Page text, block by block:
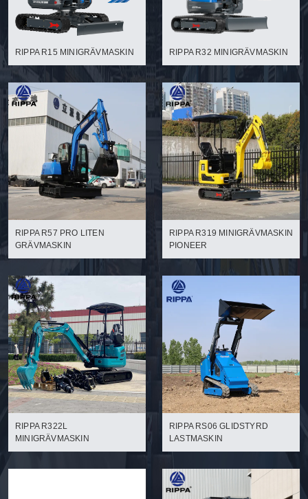
RIPPA R15 MINIGRÄVMASKIN RIPPA R32 MINIGRÄVMASKIN
RIPPA R57 PRO LITEN
GRÄVMASKIN
RIPPA R319 MINIGRÄVMASKIN
PIONEER
RIPPA R322L
MINIGRÄVMASKIN
RIPPA RS06 GLIDSTYRD
LASTMASKIN